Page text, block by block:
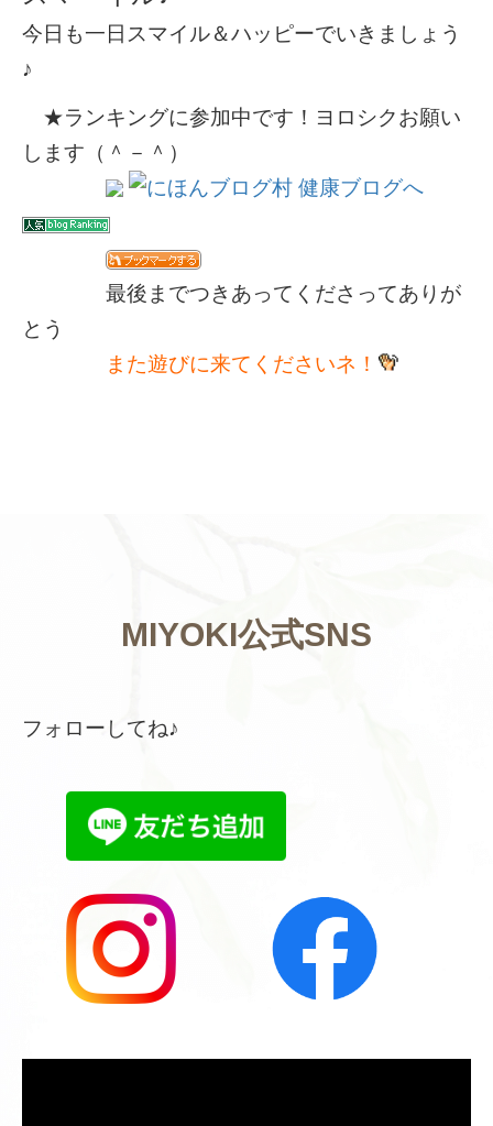
今日も一日スマイル＆ハッピーでいきましょう
♪
★ランキングに参加中です！ヨロシクお願い
します（＾－＾）
最後までつきあってくださってありが
とう
また遊びに来てくださいネ！
MIYOKI公式SNS
フォローしてね♪